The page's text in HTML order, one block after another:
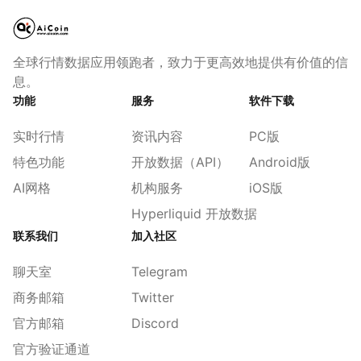
全球行情数据应用领跑者，致力于更高效地提供有价值的信
息。
功能
实时行情
特色功能
AI网格
服务
资讯内容
开放数据（API）
机构服务
Hyperliquid 开放数据
软件下载
PC版
Android版
iOS版
联系我们
聊天室
商务邮箱
官方邮箱
官方验证通道
加入社区
Telegram
Twitter
Discord